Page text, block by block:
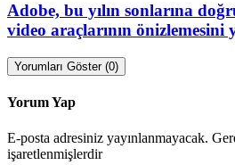
Adobe, bu yılın sonlarına
video araçlarının önizlemesini
Yorumları Göster (0)
Yorum Yap
E-posta adresiniz yayınlanmayacak.
işaretlenmişlerdir